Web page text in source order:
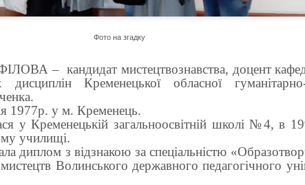
Фото на згадку
– кандидат мистецтвознавства, доцент
Кременецької обласної гуманітарно-
1977р. у м. Кременець.
у Кременецькій загальноосвітній школі №4, в
училищі.
диплом з відзнакою за спеціальністю
Волинського державного педагогічного